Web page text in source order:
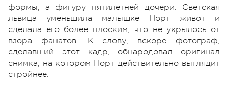
формы, а фигуру пятилетней дочери. Светская
львица уменьшила малышке Норт живот и
сделала его более плоским, что не укрылось от
взора фанатов. К слову, вскоре фотограф,
сделавший этот кадр, обнародовал оригинал
снимка, на котором Норт действительно выглядит
стройнее.